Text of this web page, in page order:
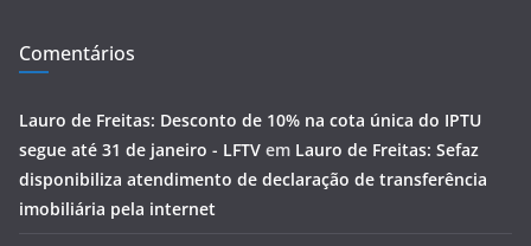
Comentários
Lauro de Freitas: Desconto de 10% na cota única do IPTU
segue até 31 de janeiro - LFTV em Lauro de Freitas: Sefaz
disponibiliza atendimento de declaração de transferência
imobiliária pela internet